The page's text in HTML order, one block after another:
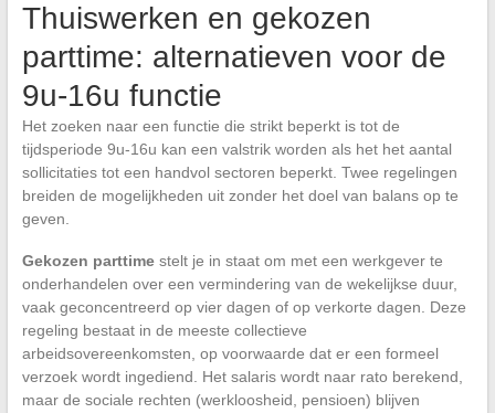
Thuiswerken en gekozen
parttime: alternatieven voor de
9u-16u functie
Het zoeken naar een functie die strikt beperkt is tot de
tijdsperiode 9u-16u kan een valstrik worden als het het aantal
sollicitaties tot een handvol sectoren beperkt. Twee regelingen
breiden de mogelijkheden uit zonder het doel van balans op te
geven.
Gekozen parttimestelt je in staat om met een werkgever te
onderhandelen over een vermindering van de wekelijkse duur,
vaak geconcentreerd op vier dagen of op verkorte dagen. Deze
regeling bestaat in de meeste collectieve
arbeidsovereenkomsten, op voorwaarde dat er een formeel
verzoek wordt ingediend. Het salaris wordt naar rato berekend,
maar de sociale rechten (werkloosheid, pensioen) blijven